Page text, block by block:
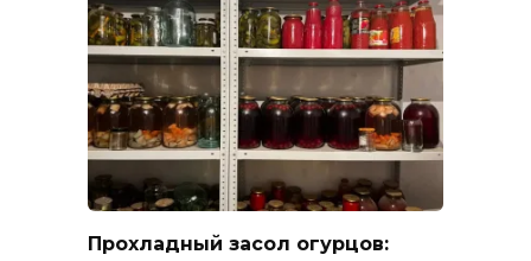
Прохладный засол огурцов: